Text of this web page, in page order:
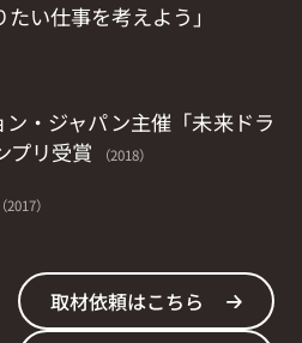
い仕事を考えよう」
・ジャパン主催「未来ドラ
プリ受賞
（2018）
（2017）
取材依頼はこちら